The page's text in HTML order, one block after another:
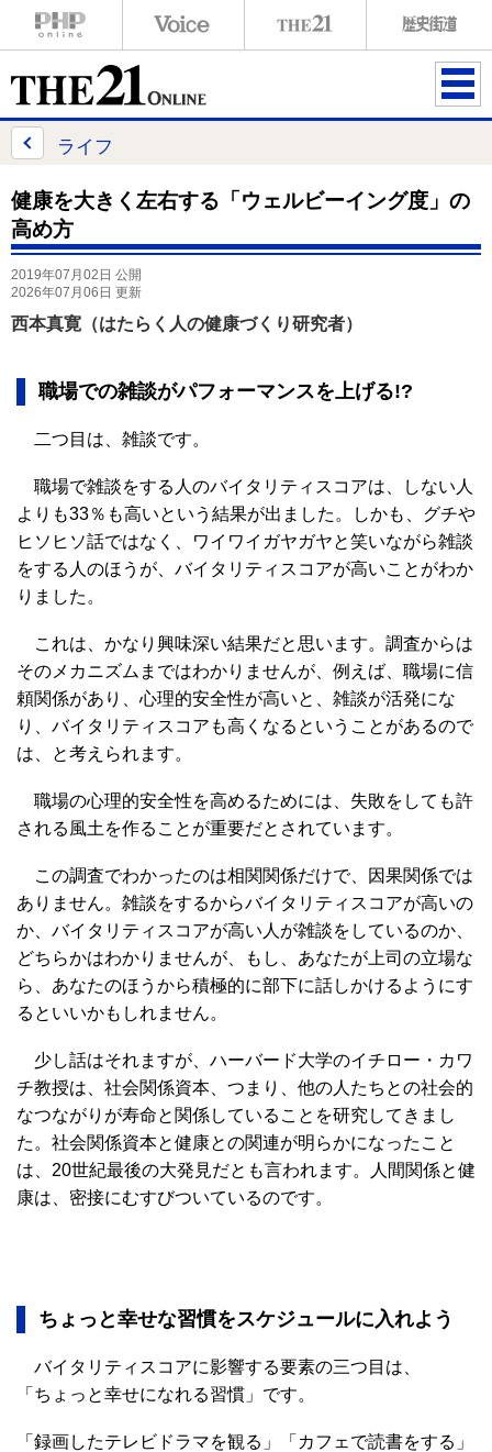
ME
ライフ
健康を大きく左右する「ウェルビーイング度」の
高め方
2019年07月02日 公開
2026年07月06日 更新
西本真寛（はたらく人の健康づくり研究者）
職場での雑談がパフォーマンスを上げる!?
二つ目は、雑談です。
職場で雑談をする人のバイタリティスコアは、しない人
よりも33％も高いという結果が出ました。しかも、グチや
ヒソヒソ話ではなく、ワイワイガヤガヤと笑いながら雑談
をする人のほうが、バイタリティスコアが高いことがわか
りました。
これは、かなり興味深い結果だと思います。調査からは
そのメカニズムまではわかりませんが、例えば、職場に信
頼関係があり、心理的安全性が高いと、雑談が活発にな
り、バイタリティスコアも高くなるということがあるので
は、と考えられます。
職場の心理的安全性を高めるためには、失敗をしても許
される風土を作ることが重要だとされています。
この調査でわかったのは相関関係だけで、因果関係では
ありません。雑談をするからバイタリティスコアが高いの
か、バイタリティスコアが高い人が雑談をしているのか、
どちらかはわかりませんが、もし、あなたが上司の立場な
ら、あなたのほうから積極的に部下に話しかけるようにす
るといいかもしれません。
少し話はそれますが、ハーバード大学のイチロー・カワ
チ教授は、社会関係資本、つまり、他の人たちとの社会的
なつながりが寿命と関係していることを研究してきまし
た。社会関係資本と健康との関連が明らかになったこと
は、20世紀最後の大発見だとも言われます。人間関係と健
康は、密接にむすびついているのです。
ちょっと幸せな習慣をスケジュールに入れよう
バイタリティスコアに影響する要素の三つ目は、
「ちょっと幸せになれる習慣」です。
「録画したテレビドラマを観る」「カフェで読書をする」